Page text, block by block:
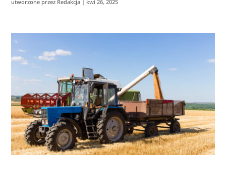
utworzone przez Redakcja | kwi 26, 2025